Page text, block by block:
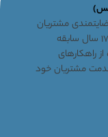
مشتریان
خود را اولویت اول قرارداده و در طول بیش از ۱۷ سال سابقه
راهکارهای
خدمت مشتریان خود